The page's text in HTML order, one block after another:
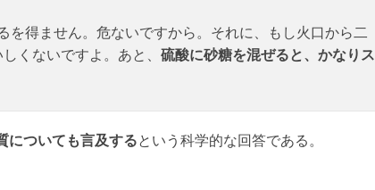
を得ません。危ないですから。それに、もし火口から二
くないですよ。あと、 硫酸に砂糖を混ぜると、かなりス
についても言及するという科学的な回答である。